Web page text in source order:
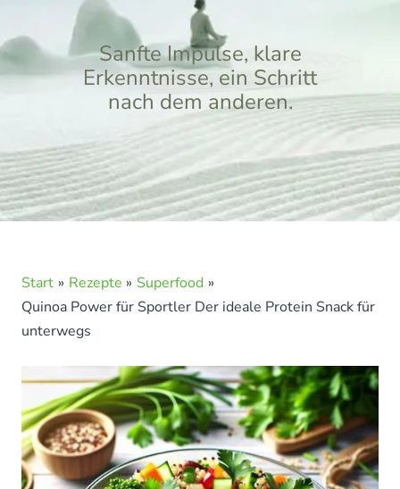
Sanfte Impulse, klare
Erkenntnisse, ein Schritt
nach dem anderen.
Start Rezepte
Superfood
Quinoa Power für Sportler Der ideale Protein Snack für
unterwegs